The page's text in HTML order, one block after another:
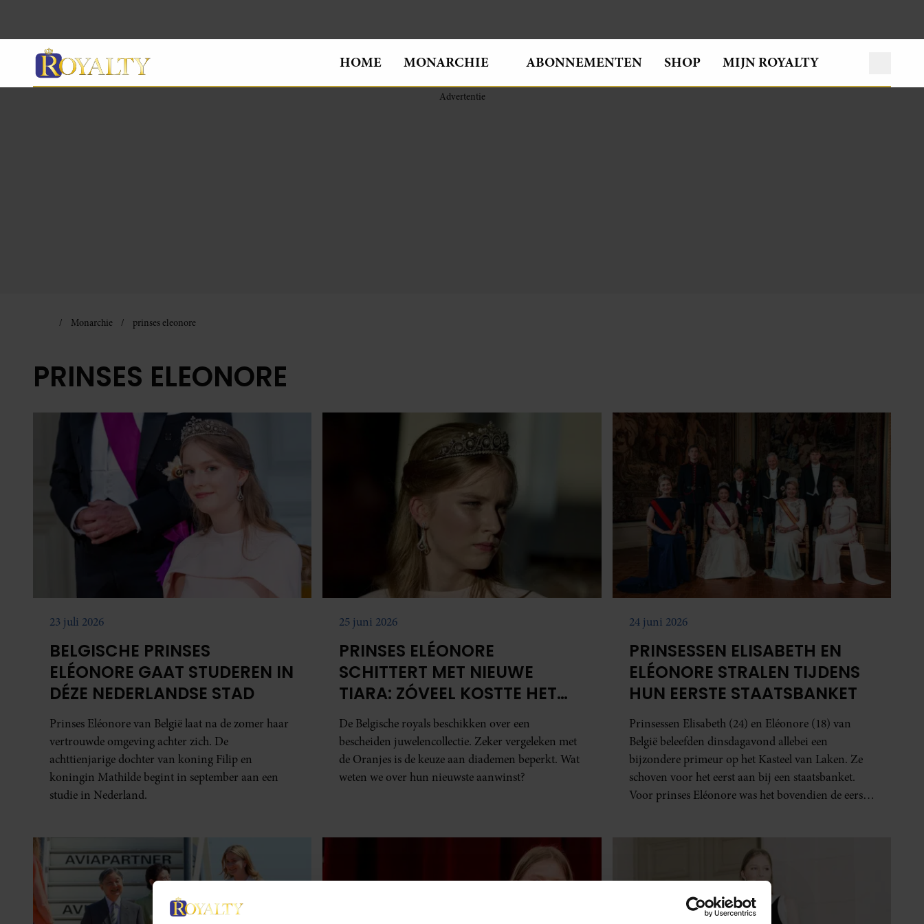
HOME MONARCHIE ABONNEMENTEN SHOP MIJN ROYALTY
Monarchie prinses eleonore
PRINSES ELEONORE
23 juli 2026
BELGISCHE PRINSES
ELÉONORE GAAT STUDEREN IN
DÉZE NEDERLANDSE STAD
Prinses Eléonore van België laat na de zomer haar
vertrouwde omgeving achter zich. De
achttienjarige dochter van koning Filip en
koningin Mathilde begint in september aan een
studie in Nederland.
25 juni 2026
PRINSES ELÉONORE
SCHITTERT MET NIEUWE
TIARA: ZÓVEEL KOSTTE HET
BELGISCHE JUWEEL
De Belgische royals beschikken over een
bescheiden juwelencollectie. Zeker vergeleken met
de Oranjes is de keuze aan diademen beperkt. Wat
weten we over hun nieuwste aanwinst?
24 juni 2026
PRINSESSEN ELISABETH EN
ELÉONORE STRALEN TIJDENS
HUN EERSTE STAATSBANKET
Prinsessen Elisabeth (24) en Eléonore (18) van
België beleefden dinsdagavond allebei een
bijzondere primeur op het Kasteel van Laken. Ze
schoven voor het eerst aan bij een staatsbanket.
Voor prinses Eléonore was het bovendien de eerste